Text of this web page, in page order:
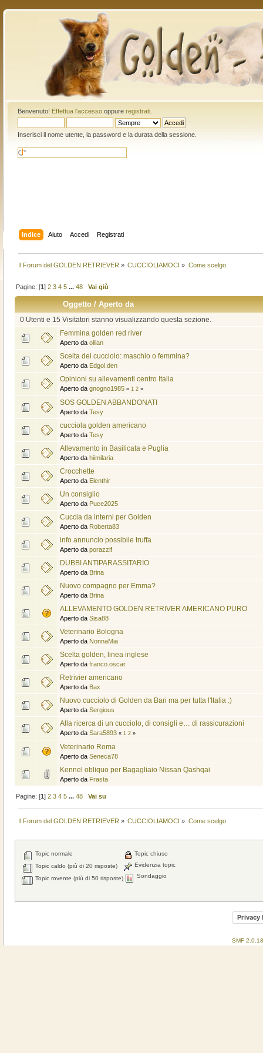
Benvenuto! Effettua l'accessooppure registrati.
Inserisci il nome utente, la password e la durata della sessione.
Indice Aiuto Accedi Registrati
Il Forum del GOLDEN RETRIEVER » CUCCIOLIAMOCI » Come scelgo
Pagine: [1]2 3 4 5 ...48 Vai giù
Oggetto/Aperto da
0 Utenti e 15 Visitatori stanno visualizzando questa sezione.
Femmina golden red river
Aperto da olilan
Scelta del cucciolo: maschio o femmina?
Aperto da Edgol.den
Opinioni su allevamenti centro Italia
Aperto da gnogno1985 « 1 2»
SOS GOLDEN ABBANDONATI
Aperto da Tesy
cucciola golden americano
Aperto da Tesy
Allevamento in Basilicata e Puglia
Aperto da hiimilaria
Crocchette
Aperto da Elenthir
Un consiglio
Aperto da Puce2025
Cuccia da interni per Golden
Aperto da Roberta83
info annuncio possibile truffa
Aperto da porazzif
DUBBI ANTIPARASSITARIO
Aperto da Brina
Nuovo compagno per Emma?
Aperto da Brina
ALLEVAMENTO GOLDEN RETRIVER AMERICANO PURO
Aperto da Sisa88
Veterinario Bologna
Aperto da NonnaMia
Scelta golden, linea inglese
Aperto da franco.oscar
Retrivier americano
Aperto da Bax
Nuovo cucciolo di Golden da Bari ma per tutta l'Italia :)
Aperto da Sergious
Alla ricerca di un cucciolo, di consigli e… di rassicurazioni
Aperto da Sara5893 « 1 2»
Veterinario Roma
Aperto da Seneca78
Kennel obliquo per Bagagliaio Nissan Qashqai
Aperto da Frasta
Pagine: [1]2 3 4 5 ...48 Vai su
Il Forum del GOLDEN RETRIEVER » CUCCIOLIAMOCI » Come scelgo
Topic normale
Topic caldo (più di 20 risposte)
Topic rovente (più di 50 risposte)
Topic chiuso
Evidenzia topic
Sondaggio
Privacy
SMF 2.0.18